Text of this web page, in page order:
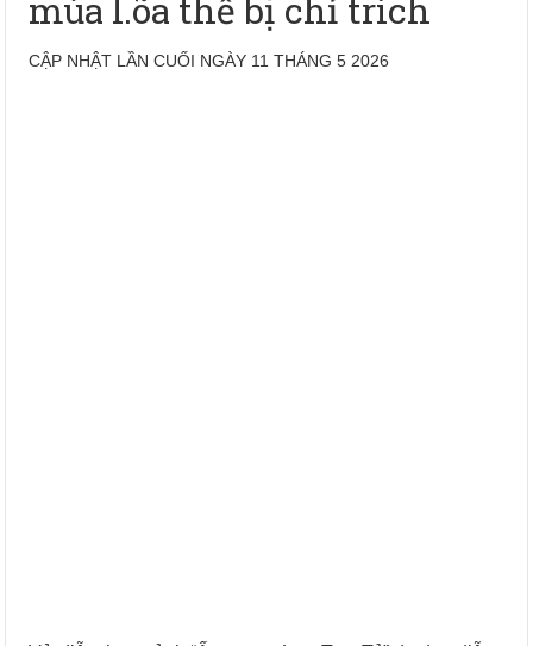
múa l.õa thể bị chỉ trích
CẬP NHẬT LẦN CUỐI NGÀY 11 THÁNG 5 2026